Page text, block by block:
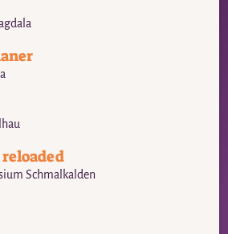
Schmalkalden